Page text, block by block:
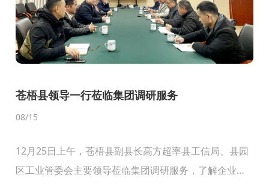
苍梧县领导一行莅临集团调研服务
08/15
12月25日上午，苍梧县副县长高方超率县工信局、县园
区工业管委会主要领导莅临集团调研服务，了解企业